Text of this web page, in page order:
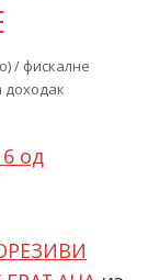
/ фискалне
доходак
6 од